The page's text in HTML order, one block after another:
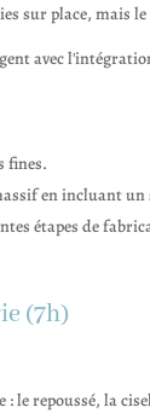
sur place, mais
avec
fines.
en incluant
étapes de
(7h)
: le repoussé, la